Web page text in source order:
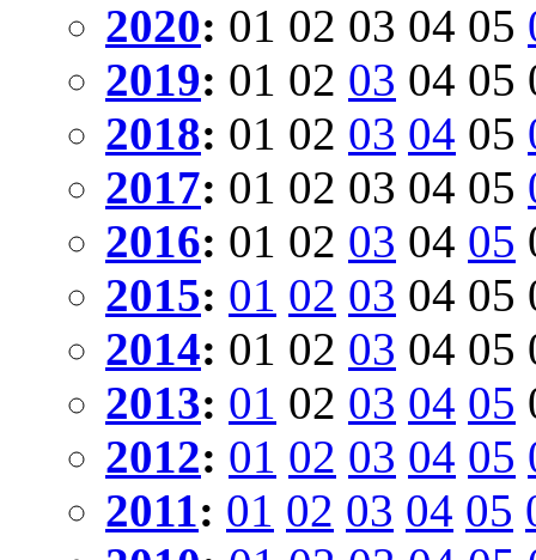
2020: 01 02 03 04 05
2019: 01 02 03 04 05
2018: 01 02 03 04 05
2017: 01 02 03 04 05
2016: 01 02 03 04 05
2015: 01 02 03 04 05
2014: 01 02 03 04 05
2013: 01 02 03 04 05
2012: 01 02 03 04 05
2011: 01 02 03 04 05